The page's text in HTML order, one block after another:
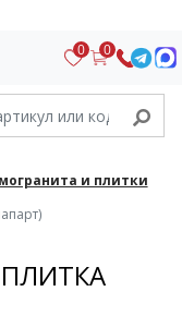
0 0
и плитки